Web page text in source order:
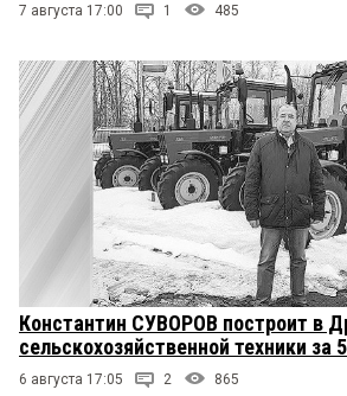
7 августа 17:00 1 485
Константин СУВОРОВ построит в
сельскохозяйственной техники за
6 августа 17:05 2 865